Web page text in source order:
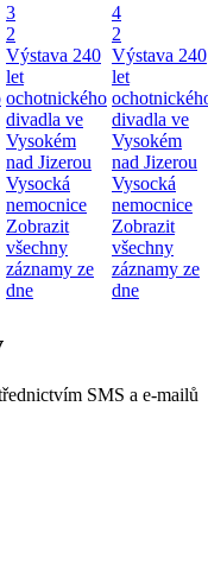
3
2
Výstava 240
let
ochotnického
divadla ve
Vysokém
nad Jizerou
Vysocká
nemocnice
Zobrazit
všechny
záznamy ze
dne
4
2
Výstava 240
let
divadla ve
Vysokém
nad Jizerou
Vysocká
nemocnice
Zobrazit
všechny
záznamy ze
dne
SMS a e-mailů